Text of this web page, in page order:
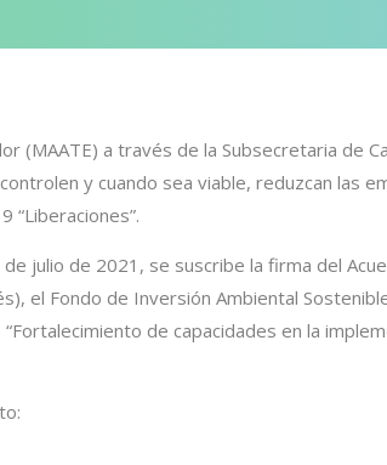
(MAATE) a través de la Subsecretaria de
y cuando sea viable, reduzcan las
“Liberaciones”.
julio de 2021, se suscribe la firma del
el Fondo de Inversión Ambiental
de capacidades en la